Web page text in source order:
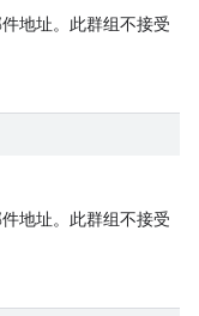
地址。此群组不接受
地址。此群组不接受